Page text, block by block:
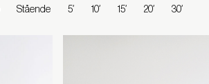
Stående 5′ 10′ 15′ 20′ 30′